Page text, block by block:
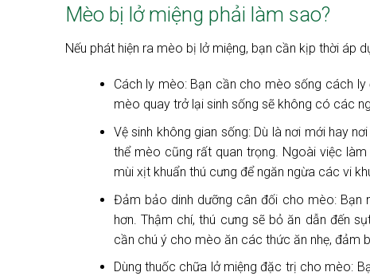
Mèo bị lở miệng phải làm sao?
Nếu phát hiện ra mèo bị lở miệng, bạn cần kịp thời áp
Cách ly mèo: Bạn cần cho mèo sống cách
mèo quay trở lại sinh sống sẽ không có các
Vệ sinh không gian sống: Dù là nơi mới hay
thể mèo cũng rất quan trọng. Ngoài việc
mùi xịt khuẩn thú cưng để ngăn ngừa các vi
Đảm bảo dinh dưỡng cân đối cho mèo: Bạn
hơn. Thậm chí, thú cưng sẽ bỏ ăn dẫn đến
cần chú ý cho mèo ăn các thức ăn nhẹ, đảm
Dùng thuốc chữa lở miệng đặc trị cho mèo: